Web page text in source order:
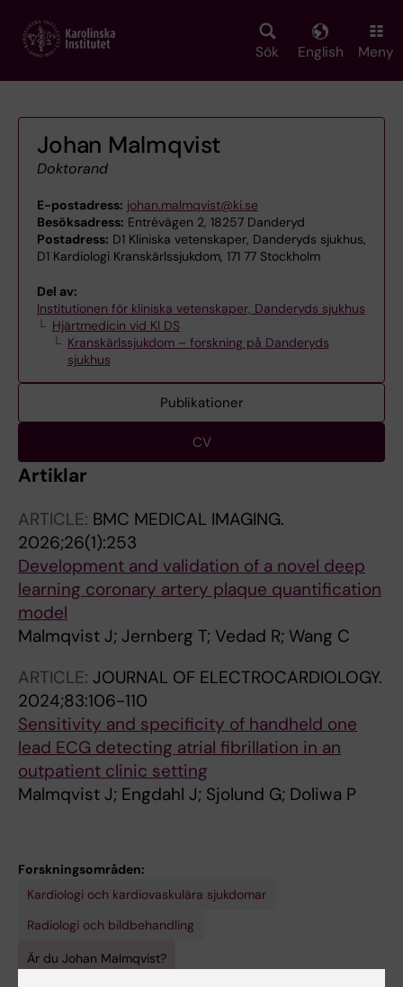
main
Sök English Meny
Johan Malmqvist
Doktorand
E-postadress: johan.malmqvist@ki.se
Besöksadress: Entrévägen 2, 18257 Danderyd
Postadress: D1 Kliniska vetenskaper, Danderyds sjukhus,
D1 Kardiologi Kranskärlssjukdom, 171 77 Stockholm
Del av:
Institutionen för kliniska vetenskaper, Danderyds sjukhus
Hjärtmedicin vid KI DS
Kranskärlssjukdom – forskning på Danderyds
sjukhus
Publikationer
CV
Artiklar
ARTICLE: BMC MEDICAL IMAGING.
2026;26(1):253
Development and validation of a novel deep
learning coronary artery plaque quantification
model
Malmqvist J; Jernberg T; Vedad R; Wang C
ARTICLE: JOURNAL OF ELECTROCARDIOLOGY.
2024;83:106-110
Sensitivity and specificity of handheld one
lead ECG detecting atrial fibrillation in an
outpatient clinic setting
Malmqvist J; Engdahl J; Sjolund G; Doliwa P
Forskningsområden:
Kardiologi och kardiovaskulära sjukdomar
Radiologi och bildbehandling
Är du Johan Malmqvist?